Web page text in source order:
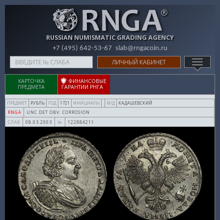
RUSSIAN NUMISMATIC GRADING AGENCY
+7 (495) 642-53-67 slab@rngacoin.ru
Type
your
search
here
ЛИЧНЫЙ КАБИНЕТ
КАРТОЧКА
ПРЕДМЕТА
ФИНАНСОВЫЕ
ГАРАНТИИ РНГА
ПРЕДМЕТ РУБЛЬ ГОД 1721 ИНИЦИАЛЫ М/Д КАДАШЕВСКИЙ
RNGA UNC DET OBV. CORROSION
СЛАБ 08.03.2003 № 122884211